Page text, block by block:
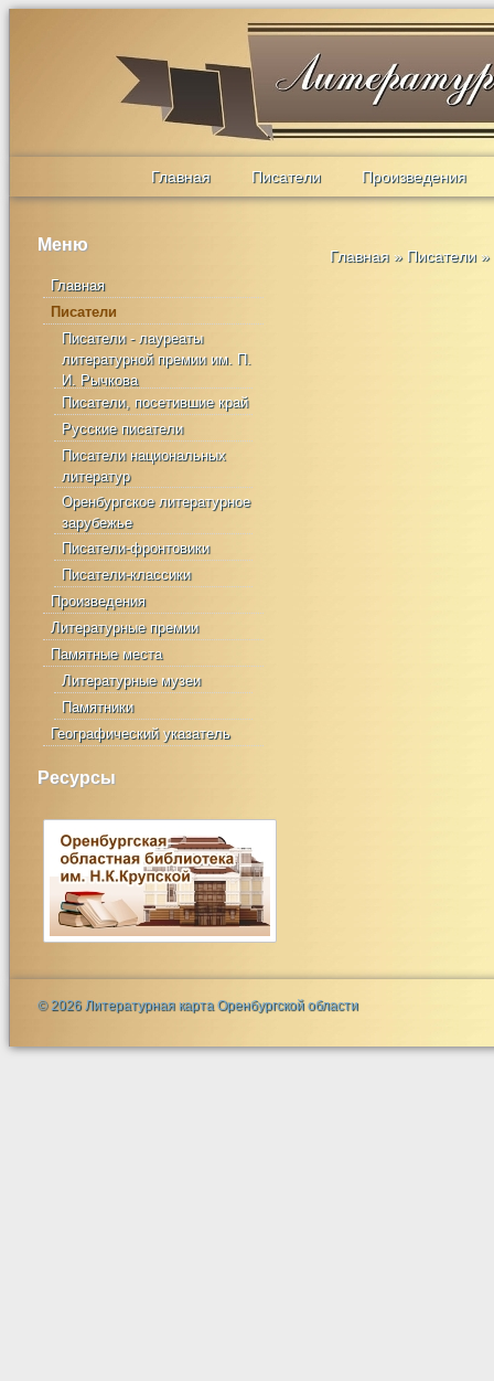
Главная Писатели Произведения
Меню
Главная
Писатели
Писатели - лауреаты
литературной премии им. П.
И. Рычкова
Писатели, посетившие край
Русские писатели
Писатели национальных
литератур
Оренбургское литературное
зарубежье
Писатели-фронтовики
Писатели-классики
Произведения
Литературные премии
Памятные места
Литературные музеи
Памятники
Географический указатель
Ресурсы
Главная » Писатели »
© 2026 Литературная карта Оренбургской области